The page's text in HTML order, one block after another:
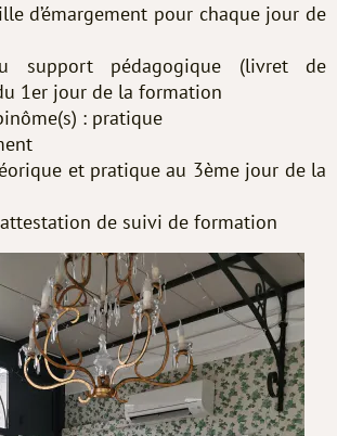
d’émargement pour chaque jour de
pédagogique (livret de
1er jour de la formation
: pratique
et pratique au 3ème jour de la
de suivi de formation